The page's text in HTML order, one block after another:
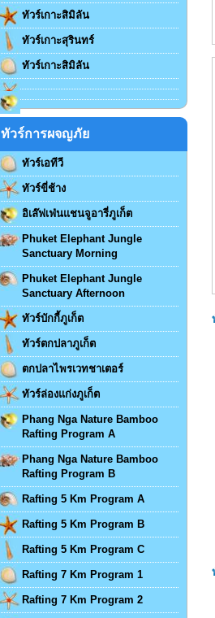
ทัวร์เกาะสิมิลัน
ทัวร์เกาะสุรินทร์
ทัวร์เกาะสิมิลัน
ทัวร์การผจญภัย
ทัวร์เอทีวี
ทัวร์ขี่ช้าง
อิเล๊ฟเฟ่นแชนจูอารี่ภูเก็ต
Phuket Elephant Jungle
Sanctuary Morning
Phuket Elephant Jungle
Sanctuary Afternoon
ทัวร์บักกี้ภูเก็ต
ทัวร์ตกปลาภูเก็ต
ตกปลาไพรเวทชาเตอร์
ทัวร์ล่องแก่งภูเก็ต
Phang Nga Nature Bamboo
Rafting Program A
Phang Nga Nature Bamboo
Rafting Program B
Rafting 5 Km Program A
Rafting 5 Km Program B
Rafting 5 Km Program C
Rafting 7 Km Program 1
Rafting 7 Km Program 2